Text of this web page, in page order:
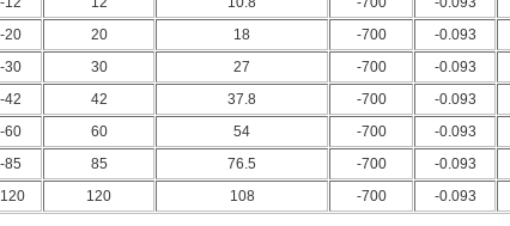
20
20 18 -700 -0.093
30
30 27 -700 -0.093
42
42 37.8 -700 -0.093
60
60 54 -700 -0.093
85
85 76.5 -700 -0.093
120 108 -700 -0.093